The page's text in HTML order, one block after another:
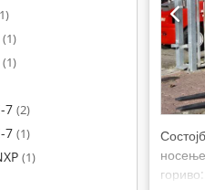
(1)
(1)
7 (2)
7 (1)
(1)
гориво: